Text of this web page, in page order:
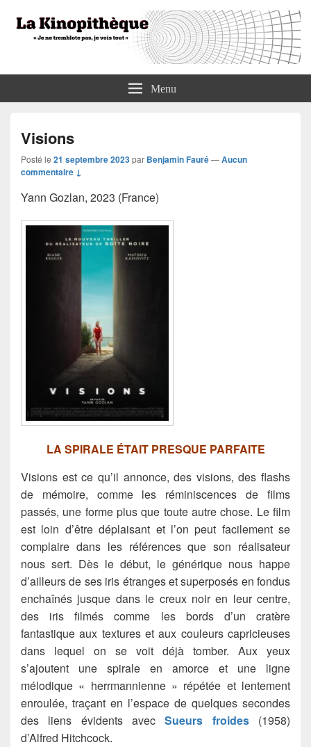
La KinopithèqueMenu
Visions
Posté le 21 septembre 2023par Benjamin Fauré—Aucun
commentaire ↓
Yann Gozlan, 2023 (France)
LA SPIRALE ÉTAIT PRESQUE PARFAITE
Visions est ce qu’il annonce, des visions, des flashs
de mémoire, comme les réminiscences de films
passés, une forme plus que toute autre chose. Le film
est loin d’être déplaisant et l’on peut facilement se
complaire dans les références que son réalisateur
nous sert. Dès le début, le générique nous happe
d’ailleurs de ses iris étranges et superposés en fondus
enchaînés jusque dans le creux noir en leur centre,
des iris filmés comme les bords d’un cratère
fantastique aux textures et aux couleurs capricieuses
dans lequel on se voit déjà tomber. Aux yeux
s’ajoutent une spirale en amorce et une ligne
mélodique « herrmannienne » répétée et lentement
enroulée, traçant en l’espace de quelques secondes
des liens évidents avecSueurs froides(1958)
d’Alfred Hitchcock.